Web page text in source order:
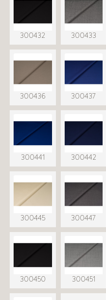
300432 300433
300436 300437
300441 300442
300445 300447
300450 300451